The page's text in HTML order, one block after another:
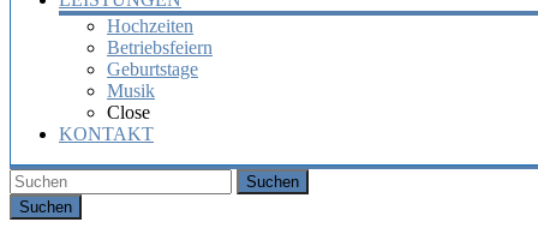
Hochzeiten
Betriebsfeiern
Geburtstage
Musik
Close
KONTAKT
Suchen